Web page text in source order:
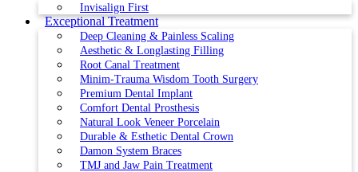
Invisalign First
Exceptional Treatment
Deep Cleaning & Painless Scaling
Aesthetic & Longlasting Filling
Root Canal Treatment
Minim-Trauma Wisdom Tooth Surgery
Premium Dental Implant
Comfort Dental Prosthesis
Natural Look Veneer Porcelain
Durable & Esthetic Dental Crown
Damon System Braces
TMJ and Jaw Pain Treatment